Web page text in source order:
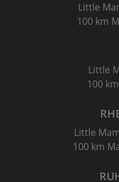
Little
100 km
Little
100
Little
100 km